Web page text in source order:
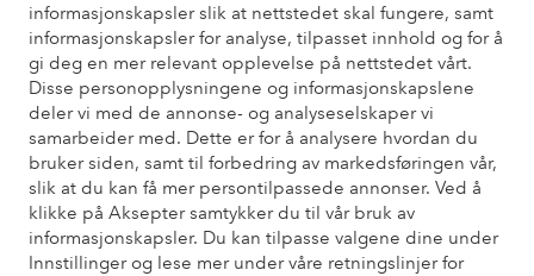
informasjonskapsler slik at nettstedet skal fungere, samt
informasjonskapsler for analyse, tilpasset innhold og for å
gi deg en mer relevant opplevelse på nettstedet vårt.
Disse personopplysningene og informasjonskapslene
deler vi med de annonse- og analyseselskaper vi
samarbeider med. Dette er for å analysere hvordan du
bruker siden, samt til forbedring av markedsføringen vår,
slik at du kan få mer persontilpassede annonser. Ved å
klikke på Aksepter samtykker du til vår bruk av
informasjonskapsler. Du kan tilpasse valgene dine under
Innstillinger og lese mer under våre retningslinjer for
Venner
Sikre betalinger
Vil du vite mer om våre betalingsalternativer?
elpy